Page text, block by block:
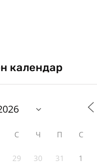
календар
С Ч П С
29 30 31 1